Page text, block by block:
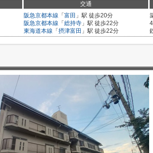
交通
阪急京都本線 「 富田 」駅 徒歩20分
阪急京都本線 「 総持寺 」駅 徒歩22分
東海道本線 「 摂津富田 」駅 徒歩22分